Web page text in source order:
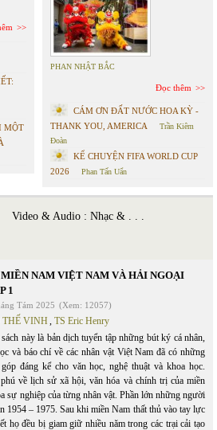
MỘT
PHAN NHẬT BẮC
Đọc thêm
CÁM ƠN ĐẤT NƯỚC HOA KỲ -
THANK YOU, AMERICA
Trần Kiêm
Đoàn
KỂ CHUYỆN FIFA WORLD CUP
2026
Phan Tấn Uẩn
Video & Audio : Nhạc & . . .
NAM VIỆT NAM VÀ HẢI NGOẠI
1
Tám 2025 (Xem: 12057)
THẾ VINH, TS Eric Henry
này là bản dịch tuyển tập những bút ký cá nhân,
và báo chí về các nhân vật Việt Nam đã có những
đáng kể cho văn học, nghệ thuật và khoa học.
về lịch sử xã hội, văn hóa và chính trị của miền
sự nghiệp của từng nhân vật. Phần lớn những người
1954 – 1975. Sau khi miền Nam thất thủ vào tay lực
họ đều bị giam giữ nhiều năm trong các trại cải tạo